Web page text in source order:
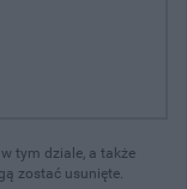
tym dziale, a także
zostać usunięte.